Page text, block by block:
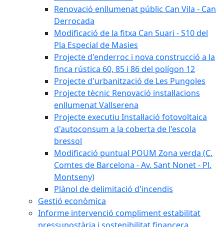
Renovació enllumenat públic Can Vila - Can
Derrocada
Modificació de la fitxa Can Suari - S10 del
Pla Especial de Masies
Projecte d'enderroc i nova construcció a la
finca rústica 60, 85 i 86 del polígon 12
Projecte d'urbanització de Les Pungoles
Projecte tècnic Renovació instal·lacions
enllumenat Vallserena
Projecte executiu Instal·lació fotovoltaica
d'autoconsum a la coberta de l'escola
bressol
Modificació puntual POUM Zona verda (C.
Comtes de Barcelona - Av. Sant Nonet - Pl.
Montseny)
Plànol de delimitació d'incendis
Gestió econòmica
Informe intervenció compliment estabilitat